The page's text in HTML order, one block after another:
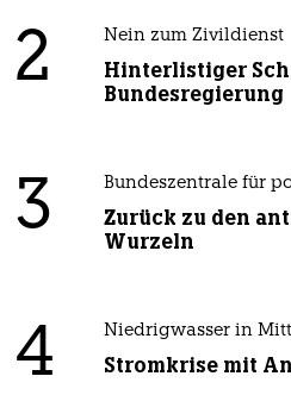
2 Nein zum Zivildienst
Hinterlistiger
Bundesregierung
3 Bundeszentrale für
Zurück zu den
Wurzeln
4 Niedrigwasser in
Stromkrise mit